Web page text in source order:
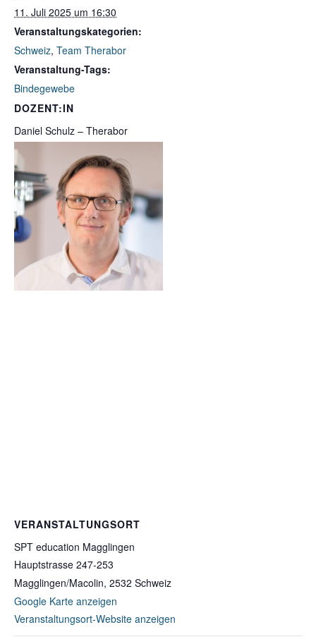
11. Juli 2025 um 16:30
Veranstaltungskategorien:
Schweiz, Team Therabor
Veranstaltung-Tags:
Bindegewebe
DOZENT:IN
Daniel Schulz – Therabor
VERANSTALTUNGSORT
SPT education Magglingen
Hauptstrasse 247-253
Magglingen/Macolin, 2532 Schweiz
Google Karte anzeigen
Veranstaltungsort-Website anzeigen